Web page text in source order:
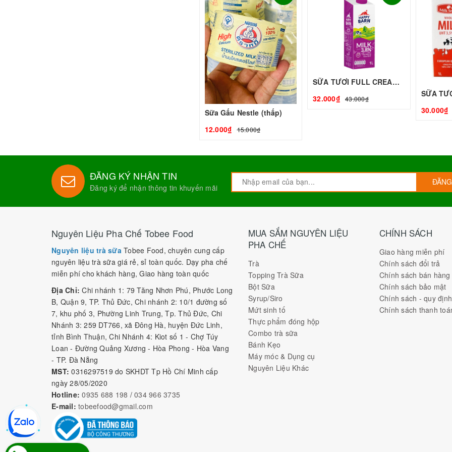
Sữa Gấu Nestle (thấp)
12.000₫
15.000₫
SỮA TƯƠI FULL CREAM - 1L - HAPPY BARN | Nguyên liệu pha chế - TOBEE FOOD
32.000₫ 43.000₫
30.000₫
ĐĂNG KÝ NHẬN TIN
Đăng ký để nhận thông tin khuyến mãi
Nguyên Liệu Pha Chế Tobee Food
Nguyên liệu trà sữa Tobee Food, chuyên cung cấp
nguyên liệu trà sữa giá rẻ, sỉ toàn quốc. Dạy pha chế
miễn phí cho khách hàng, Giao hàng toàn quốc
Địa Chỉ: Chi nhánh 1: 79 Tăng Nhơn Phú, Phước Long
B, Quận 9, TP. Thủ Đức, Chi nhánh 2: 10/1 đường số
7, khu phố 3, Phường Linh Trung, Tp. Thủ Đức, Chi
Nhánh 3: 259 DT766, xã Đông Hà, huyện Đức Linh,
tỉnh Bình Thuận, Chi Nhánh 4: Kiot số 1 - Chợ Túy
Loan - Đường Quảng Xương - Hòa Phong - Hòa Vang
- TP. Đà Nẵng
MST: 0316297519 do SKHDT Tp Hồ Chí Minh cấp
ngày 28/05/2020
Hotline: 0935 688 198 / 034 966 3735
E-mail: tobeefood@gmail.com
MUA SẮM NGUYÊN LIỆU
PHA CHẾ
Trà
Topping Trà Sữa
Bột Sữa
Syrup/Siro
Mứt sinh tố
Thực phẩm đóng hộp
Combo trà sữa
Bánh Kẹo
Máy móc & Dụng cụ
Nguyên Liệu Khác
CHÍNH SÁCH
Giao hàng miễn phí
Chính sách đổi trả
Chính sách bán hàng
Chính sách bảo mật
Chính sách - quy
Chính sách thanh